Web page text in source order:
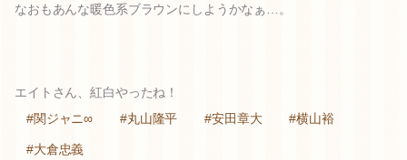
なおもあんな暖色系ブラウンにしようかなぁ…。
エイトさん、紅白やったね！
#関ジャニ∞
#丸山隆平 #安田章大 #横山裕
#大倉忠義